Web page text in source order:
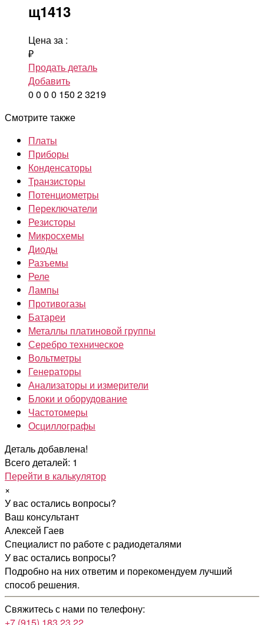
щ1413
Цена за :
₽
Продать деталь
Добавить
0 0 0 0 150 23219
Смотрите также
Платы
Приборы
Конденсаторы
Транзисторы
Потенциометры
Переключатели
Резисторы
Микросхемы
Диоды
Разъемы
Реле
Лампы
Противогазы
Батареи
Металлы платиновой группы
Серебро техническое
Вольтметры
Генераторы
Анализаторы и измерители
Блоки и оборудование
Частотомеры
Осциллографы
Деталь добавлена!
Всего деталей: 1
Перейти в калькулятор
×
У вас остались вопросы?
Ваш консультант
Алексей Гаев
Специалист по работе с радиодеталями
У вас остались вопросы?
Подробно на них ответим и порекомендуем лучший
способ решения.
Свяжитесь с нами по телефону:
+7 (915) 183 23 22